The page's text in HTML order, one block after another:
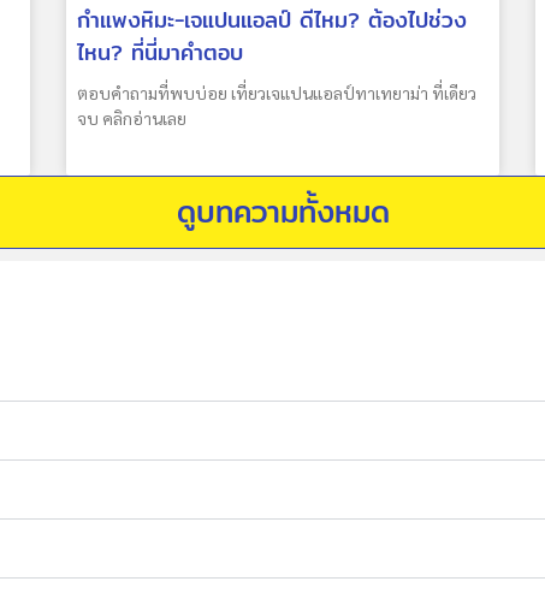
กำแพงหิมะ-เจแปนแอลป์ ดีไหม? ต้องไปช่วง
ไหน? ที่นี่มาคำตอบ
ตอบคำถามที่พบบ่อย เที่ยวเจแปนแอลป์ทาเทยาม่า ที่เดียว
จบ คลิกอ่านเลย
ดูบทความทั้งหมด